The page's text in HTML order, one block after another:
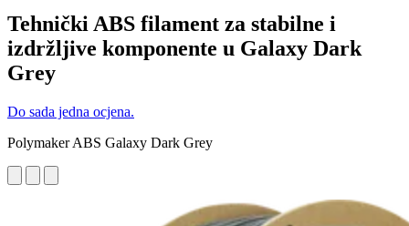
Tehnički ABS filament za stabilne i
izdržljive komponente u Galaxy Dark
Grey
Do sada jedna ocjena.
Polymaker ABS Galaxy Dark Grey